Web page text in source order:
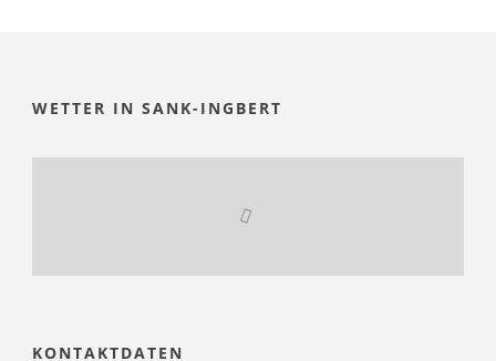
WETTER IN SANK-INGBERT
KONTAKTDATEN